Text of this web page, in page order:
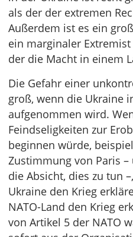
als der der extremen
Außerdem ist es ein
ein marginaler
der die Macht in einem
Die Gefahr einer
groß, wenn die Ukraine
aufgenommen wird.
Feindseligkeiten zur
beginnen würde,
Zustimmung von Paris
die Absicht, dies zu tun
Ukraine den Krieg
NATO-Land den Krieg
von Artikel 5 der NATO